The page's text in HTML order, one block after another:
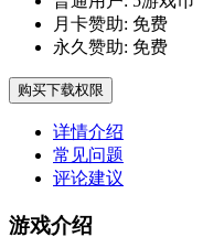
月卡赞助: 免费
永久赞助: 免费
购买下载权限
详情介绍
常见问题
评论建议
游戏介绍